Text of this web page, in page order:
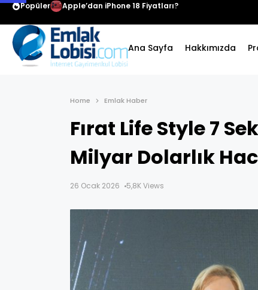
Popüler Apple’dan iPhone 18 Fiyatları?
Ana Sayfa Hakkımızda
Home Emlak Haber
Fırat Life Style 7
Milyar Dolarlık
26 Ocak 2026 5,8K Views